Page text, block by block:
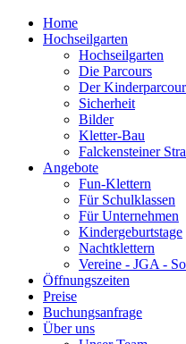
Home
Hochseilgarten
Hochseilgarten
Die Parcours
Der
Sicherheit
Bilder
Kletter-Bau
Falckensteiner
Angebote
Fun-Klettern
Für Schulklassen
Für Unternehmen
Kindergeburtstage
Nachtklettern
Vereine - JGA -
Öffnungszeiten
Preise
Buchungsanfrage
Über uns